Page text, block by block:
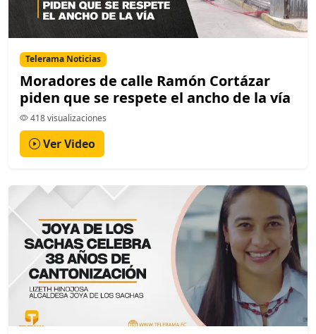
Telerama Noticias
Moradores de calle Ramón Cortázar
piden que se respete el ancho de la vía
418 visualizaciones
Ver Video